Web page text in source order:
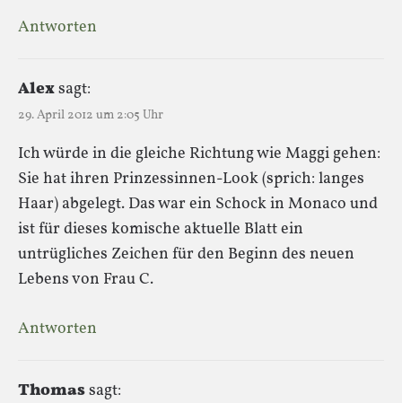
Antworten
Alexsagt:
29. April 2012 um 2:05 Uhr
Ich würde in die gleiche Richtung wie Maggi gehen:
Sie hat ihren Prinzessinnen-Look (sprich: langes
Haar) abgelegt. Das war ein Schock in Monaco und
ist für dieses komische aktuelle Blatt ein
untrügliches Zeichen für den Beginn des neuen
Lebens von Frau C.
Antworten
Thomassagt: